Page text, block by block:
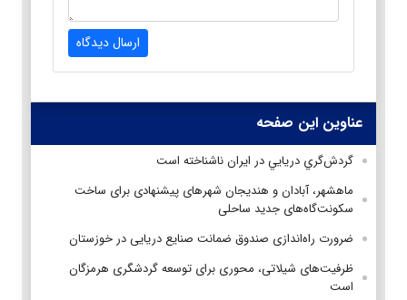
ارسال دیدگاه
عناوین این صفحه
گردش‌گري دريايي در ايران ناشناخته است
ماهشهر، آبادان و هندیجان شهر‌های پیشنهادی برای ساخت
سکونت‌گاه‌های جدید ساحلی
ضرورت راه‌اندازی صندوق ضمانت صنایع دریایی در خوزستان
ظرفیت‌های شیلاتی، محوری برای توسعه گردشگری هرمزگان
است